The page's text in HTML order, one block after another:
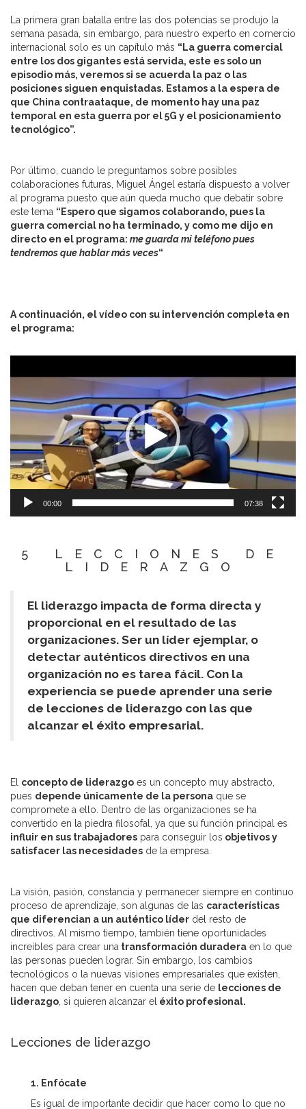
La primera gran batalla entre las dos potencias se produjo la
semana pasada, sin embargo, para nuestro experto en comercio
internacional solo es un capítulo más “La guerra comercial
entre los dos gigantes está servida, este es solo un
episodio más, veremos si se acuerda la paz o las
posiciones siguen enquistadas. Estamos a la espera de
que China contraataque, de momento hay una paz
temporal en esta guerra por el 5G y el posicionamiento
tecnológico”.
Por último, cuando le preguntamos sobre posibles
colaboraciones futuras, Miguel Ángel estaría dispuesto a volver
al programa puesto que aún queda mucho que debatir sobre
este tema “Espero que sigamos colaborando, pues la
guerra comercial no ha terminado, y como me dijo en
directo en el programa: me guarda mi teléfono pues
tendremos que hablar más veces“
A continuación, el vídeo con su intervención completa en
el programa:
de
00:00 07:38
5 LECCIONES DE
LIDERAZGO
El liderazgo impacta de forma directa y
proporcional en el resultado de las
organizaciones. Ser un líder ejemplar, o
detectar auténticos directivos en una
organización no es tarea fácil. Con la
experiencia se puede aprender una serie
de lecciones de liderazgo con las que
alcanzar el éxito empresarial.
El concepto de liderazgo es un concepto muy abstracto,
pues depende únicamente de la persona que se
compromete a ello. Dentro de las organizaciones se ha
convertido en la piedra filosofal, ya que su función principal es
influir en sus trabajadores para conseguir los objetivos y
satisfacer las necesidades de la empresa.
La visión, pasión, constancia y permanecer siempre en continuo
proceso de aprendizaje, son algunas de las características
que diferencian a un auténtico líder del resto de
directivos. Al mismo tiempo, también tiene oportunidades
increíbles para crear una transformación duradera en lo que
las personas pueden lograr. Sin embargo, los cambios
tecnológicos o la nuevas visiones empresariales que existen,
hacen que deban tener en cuenta una serie de lecciones de
liderazgo, si quieren alcanzar el éxito profesional.
Lecciones de liderazgo
1. Enfócate
Es igual de importante decidir que hacer como lo que no